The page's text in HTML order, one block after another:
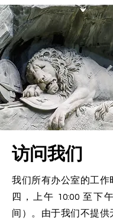
访问我们
我们所有办公室的工作
四，上午 10:00 至下
间）。由于我们不提供